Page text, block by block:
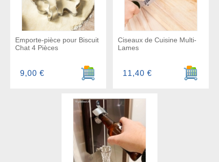
Emporte-pièce pour Biscuit
Chat 4 Pièces
Ajouter au panier
9,00 €
Ciseaux de Cuisine Multi-
Lames
Ajouter
11,40 €